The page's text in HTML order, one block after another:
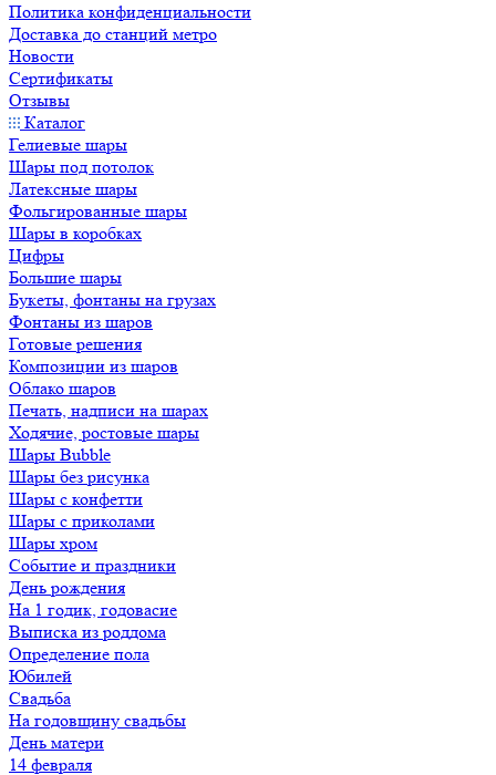
Политика конфиденциальности
Доставка до станций метро
Новости
Сертификаты
Отзывы
Каталог
Гелиевые шары
Шары под потолок
Латексные шары
Фольгированные шары
Шары в коробках
Цифры
Большие шары
Букеты, фонтаны на грузах
Фонтаны из шаров
Готовые решения
Композиции из шаров
Облако шаров
Печать, надписи на шарах
Ходячие, ростовые шары
Шары Bubble
Шары без рисунка
Шары с конфетти
Шары с приколами
Шары хром
Событие и праздники
День рождения
На 1 годик, годовасие
Выписка из роддома
Определение пола
Юбилей
Свадьба
На годовщину свадьбы
День матери
14 февраля